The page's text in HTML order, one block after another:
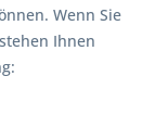
Wenn Sie
Ihnen